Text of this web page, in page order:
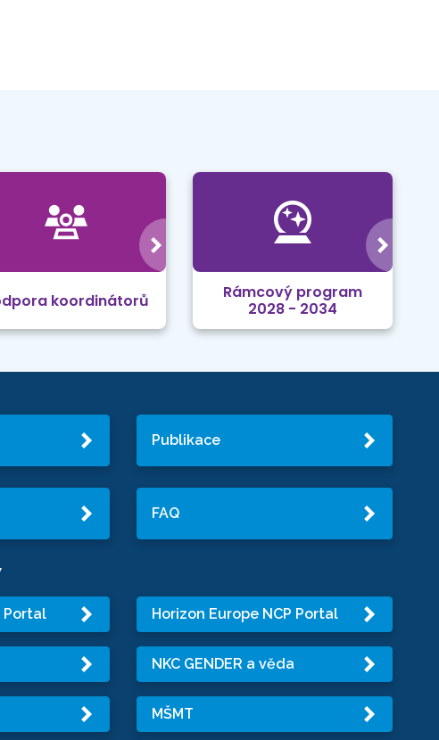
koordinátorů
Rámcový program
2028 - 2034
Publikace
FAQ
Portal Horizon Europe NCP Portal
NKC GENDER a věda
MŠMT